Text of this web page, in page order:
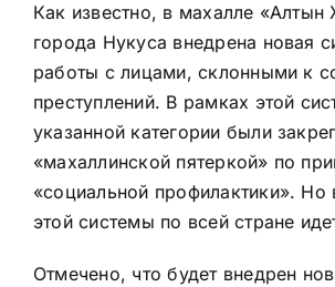
Как известно, в махалле «Алтын
города Нукуса внедрена новая
работы с лицами, склонными к
преступлений. В рамках этой
указанной категории были
«махаллинской пятеркой» по
«социальной профилактики». Но
этой системы по всей стране
Отмечено, что будет внедрен